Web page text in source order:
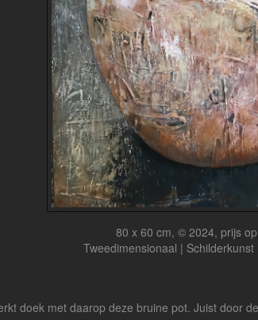
80 x 60 cm, © 2024, prijs
Tweedimensionaal |
doek met daarop deze bruine pot. Juist door